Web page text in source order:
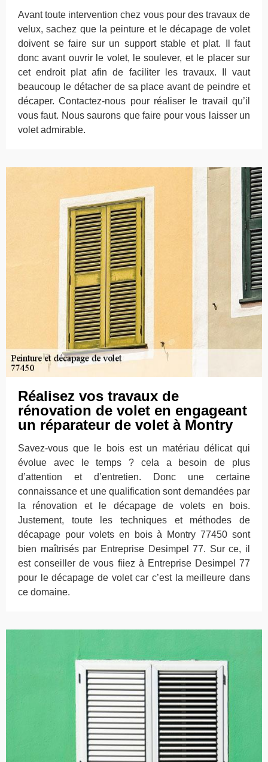
Avant toute intervention chez vous pour des travaux de
velux, sachez que la peinture et le décapage de volet
doivent se faire sur un support stable et plat. Il faut
donc avant ouvrir le volet, le soulever, et le placer sur
cet endroit plat afin de faciliter les travaux. Il vaut
beaucoup le détacher de sa place avant de peindre et
décaper. Contactez-nous pour réaliser le travail qu’il
vous faut. Nous saurons que faire pour vous laisser un
volet admirable.
Réalisez vos travaux de
rénovation de volet en engageant
un réparateur de volet à Montry
Savez-vous que le bois est un matériau délicat qui
évolue avec le temps ? cela a besoin de plus
d’attention et d’entretien. Donc une certaine
connaissance et une qualification sont demandées par
la rénovation et le décapage de volets en bois.
Justement, toute les techniques et méthodes de
décapage pour volets en bois à Montry 77450 sont
bien maîtrisés par Entreprise Desimpel 77. Sur ce, il
est conseiller de vous fiiez à Entreprise Desimpel 77
pour le décapage de volet car c’est la meilleure dans
ce domaine.